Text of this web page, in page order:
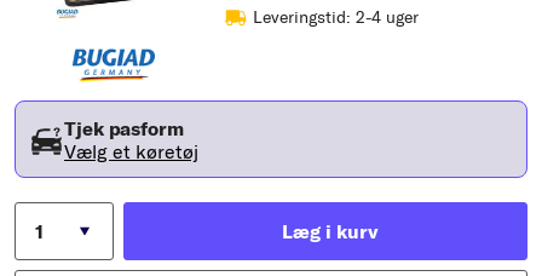
Leveringstid: 2-4 uger
Tjek pasform
Vælg et køretøj
Læg i kurv